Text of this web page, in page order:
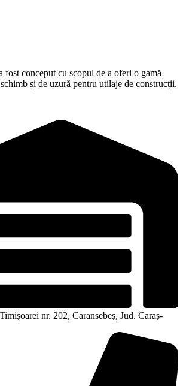
fost conceput cu scopul de a oferi o gamă
și de uzură pentru utilaje de construcții.
nr. 202, Caransebeș, Jud. Caraș-